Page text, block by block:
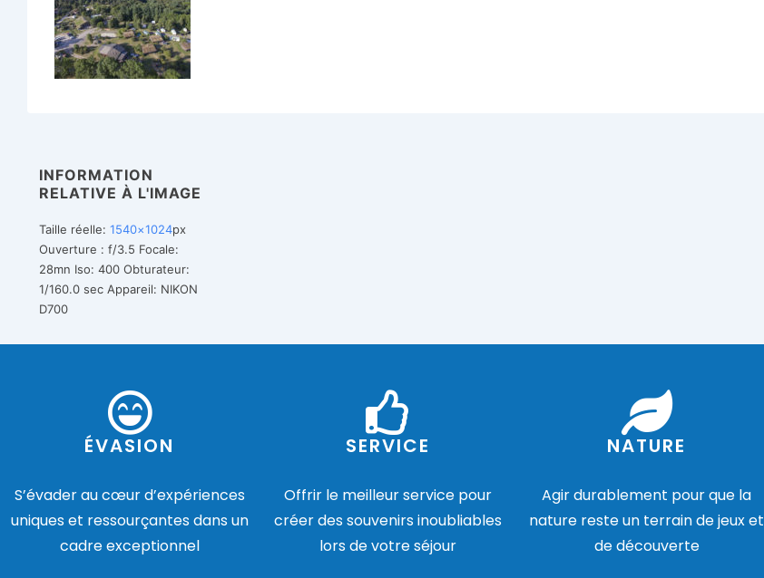
INFORMATION
RELATIVE À L'IMAGE
Taille réelle: 1540×1024px
Ouverture : f/3.5 Focale:
28mn Iso: 400 Obturateur:
1/160.0 sec Appareil: NIKON
D700
ÉVASION
S’évader au cœur d’expériences
uniques et ressourçantes dans un
cadre exceptionnel
SERVICE
Offrir le meilleur service pour
créer des souvenirs inoubliables
lors de votre séjour
NATURE
Agir durablement pour que la
nature reste un terrain de jeux et
de découverte